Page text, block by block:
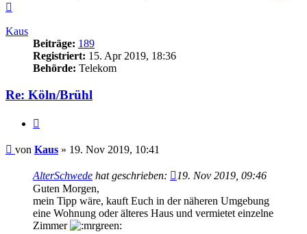
Kaus
Beiträge: 189
Registriert: 15. Apr 2019, 18:36
Behörde: Telekom
Re: Köln/Brühl
Beitrag
von Kaus » 19. Nov 2019, 10:41
AlterSchwede hat geschrieben:
19. Nov 2019, 09:46
Guten Morgen,
mein Tipp wäre, kauft Euch in der näheren Umgebung
eine Wohnung oder älteres Haus und vermietet einzelne
Zimmer